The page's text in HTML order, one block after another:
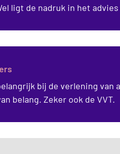
ligt de nadruk in het
bij de verlening van
belang. Zeker ook de VVT.